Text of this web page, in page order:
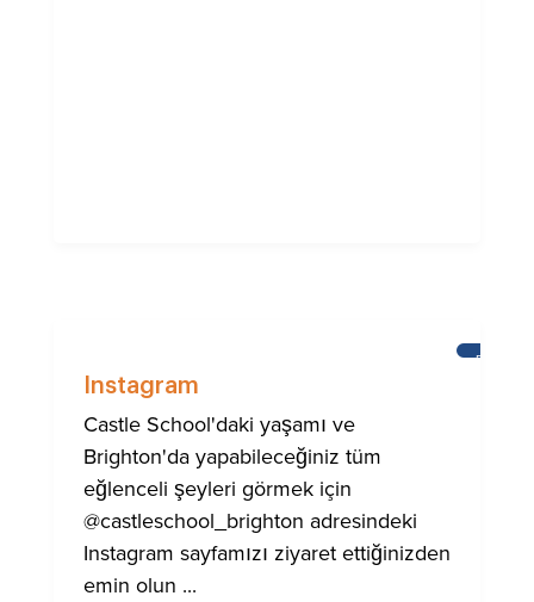
Instagram
Castle School'daki yaşamı ve
Brighton'da yapabileceğiniz tüm
eğlenceli şeyleri görmek için
@castleschool_brighton adresindeki
Instagram sayfamızı ziyaret ettiğinizden
emin olun ...